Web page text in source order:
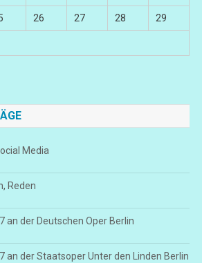
26 27 28 29
Media
Reden
an der Deutschen Oper Berlin
an der Staatsoper Unter den Linden Berlin